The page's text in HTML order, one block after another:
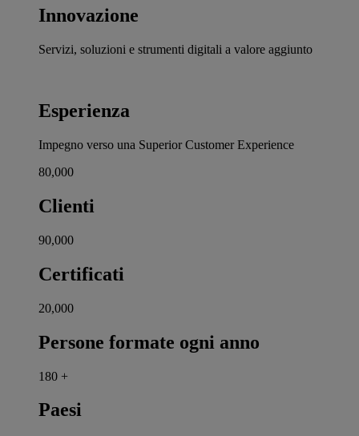
Innovazione
Servizi, soluzioni e strumenti digitali a valore aggiunto
Esperienza
Impegno verso una Superior Customer Experience
80,000
Clienti
90,000
Certificati
20,000
Persone formate ogni anno
180 +
Paesi